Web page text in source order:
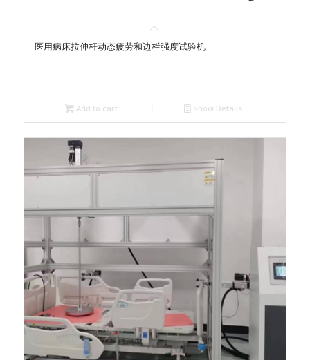
医用病床拉伸杆动态疲劳和边栏强度试验机
Add to cart Show Details